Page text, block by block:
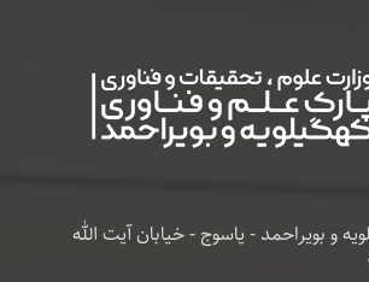
و بویراحمد - یاسوج - خیابان آیت الله